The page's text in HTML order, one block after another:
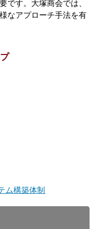
です。大塚商会では、
なアプローチ手法を有
ム構築体制